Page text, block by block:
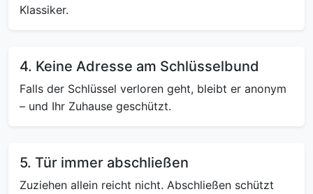
Klassiker.
4. Keine Adresse am Schlüsselbund
Falls der Schlüssel verloren geht, bleibt er anonym
– und Ihr Zuhause geschützt.
5. Tür immer abschließen
Zuziehen allein reicht nicht. Abschließen schützt